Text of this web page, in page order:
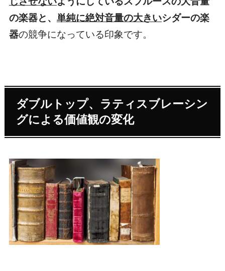
の楽器と、 単純に絶対音量の大きいシダーの楽
器の競争になっている印象です。
ダブルトップ、ラティスブレーシン
グによる価値観の変化